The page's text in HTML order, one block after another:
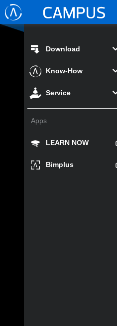
Download
Know-How
Service
Apps
LEARN NOW
Bimplus